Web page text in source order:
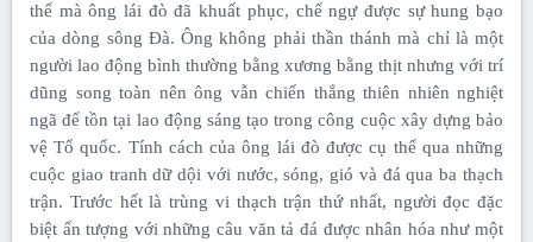
thế mà ông lái đò đã khuất phục, chế ngự được sự hung bạo
của dòng sông Đà. Ông không phải thần thánh mà chỉ là một
người lao động bình thường bằng xương bằng thịt nhưng với trí
dũng song toàn nên ông vẫn chiến thắng thiên nhiên nghiệt
ngã để tồn tại lao động sáng tạo trong công cuộc xây dựng bảo
vệ Tổ quốc. Tính cách của ông lái đò được cụ thể qua những
cuộc giao tranh dữ dội với nước, sóng, gió và đá qua ba thạch
trận. Trước hết là trùng vi thạch trận thứ nhất, người đọc đặc
biệt ấn tượng với những câu văn tả đá được nhân hóa như một